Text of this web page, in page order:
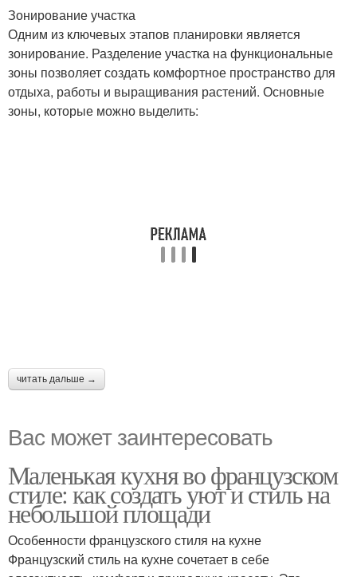
Зонирование участка
Одним из ключевых этапов планировки является
зонирование. Разделение участка на функциональные
зоны позволяет создать комфортное пространство для
отдыха, работы и выращивания растений. Основные
зоны, которые можно выделить:
читать дальше →
Вас может заинтересовать
Маленькая кухня во французском
стиле: как создать уют и стиль на
небольшой площади
Особенности французского стиля на кухне
Французский стиль на кухне сочетает в себе